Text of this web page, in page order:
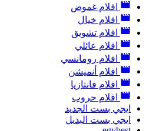
افلام غموض
افلام خيال
افلام تشويق
افلام عائلي
افلام رومانسي
افلام أنميشن
افلام فانتازيا
افلام حروب
ايجي بست الجديد
ايجي بست البديل